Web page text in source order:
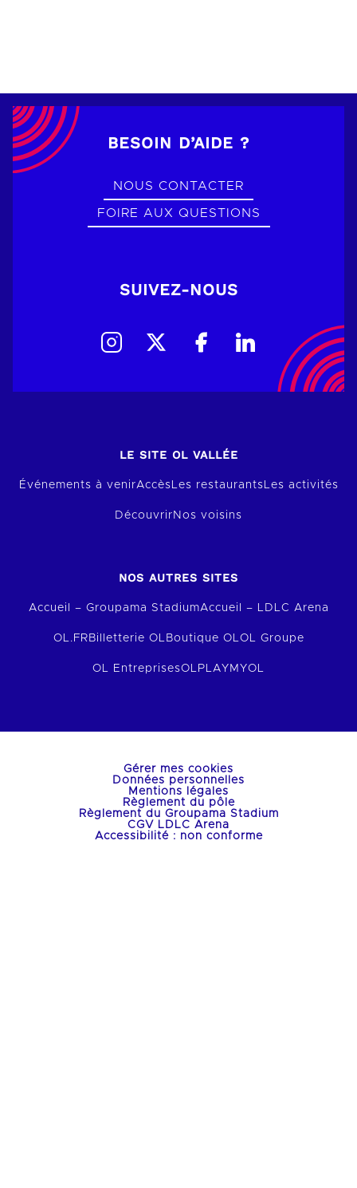
BESOIN D’AIDE ?
NOUS CONTACTER
FOIRE AUX QUESTIONS
SUIVEZ-NOUS
LE SITE OL VALLÉE
Événements à venirAccès Les restaurants Les activités
Découvrir Nos voisins
NOS AUTRES SITES
Accueil – Groupama StadiumAccueil – LDLC Arena
OL.FR Billetterie OL Boutique OL OL Groupe
OL EntreprisesOLPLAY MYOL
Gérer mes cookies
Données personnelles
Mentions légales
Règlement du pôle
Règlement du Groupama Stadium
CGV LDLC Arena
Accessibilité : non conforme